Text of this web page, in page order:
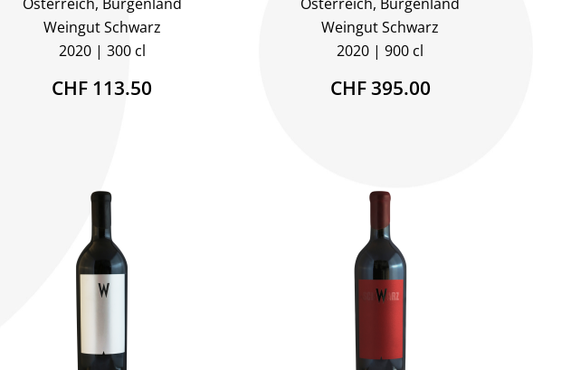
Weingut Schwarz
2020
300 cl
CHF 113.50
Weingut Schwarz
2020
900 cl
CHF 395.00